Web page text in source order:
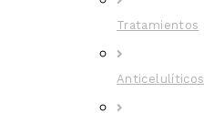
Tratamientos
Anticelulíticos